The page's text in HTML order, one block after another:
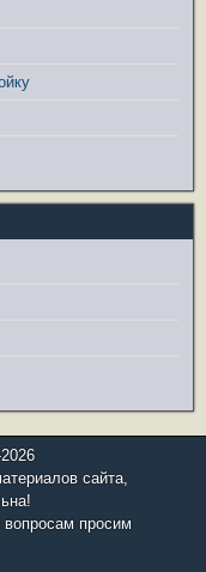
сайта,
вопросам просим